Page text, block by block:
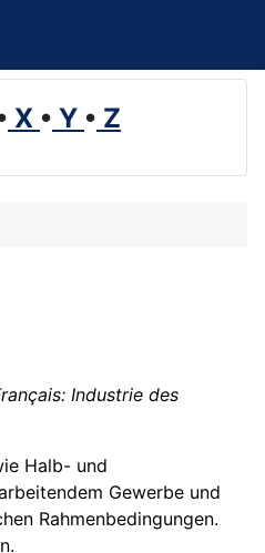
X • Y • Z
Industrie des
Halb- und
Gewerbe und
Rahmenbedingungen.